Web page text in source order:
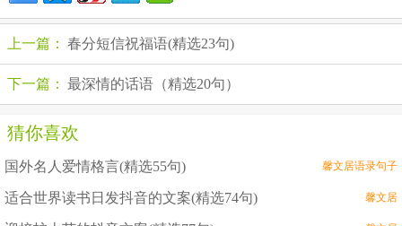
上一篇： 春分短信祝福语(精选23句)
下一篇： 最深情的话语（精选20句）
猜你喜欢
国外名人爱情格言(精选55句) 馨文居语录句子
适合世界读书日发抖音的文案(精选74句) 馨文居